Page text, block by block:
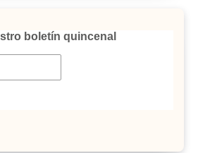
boletín quincenal